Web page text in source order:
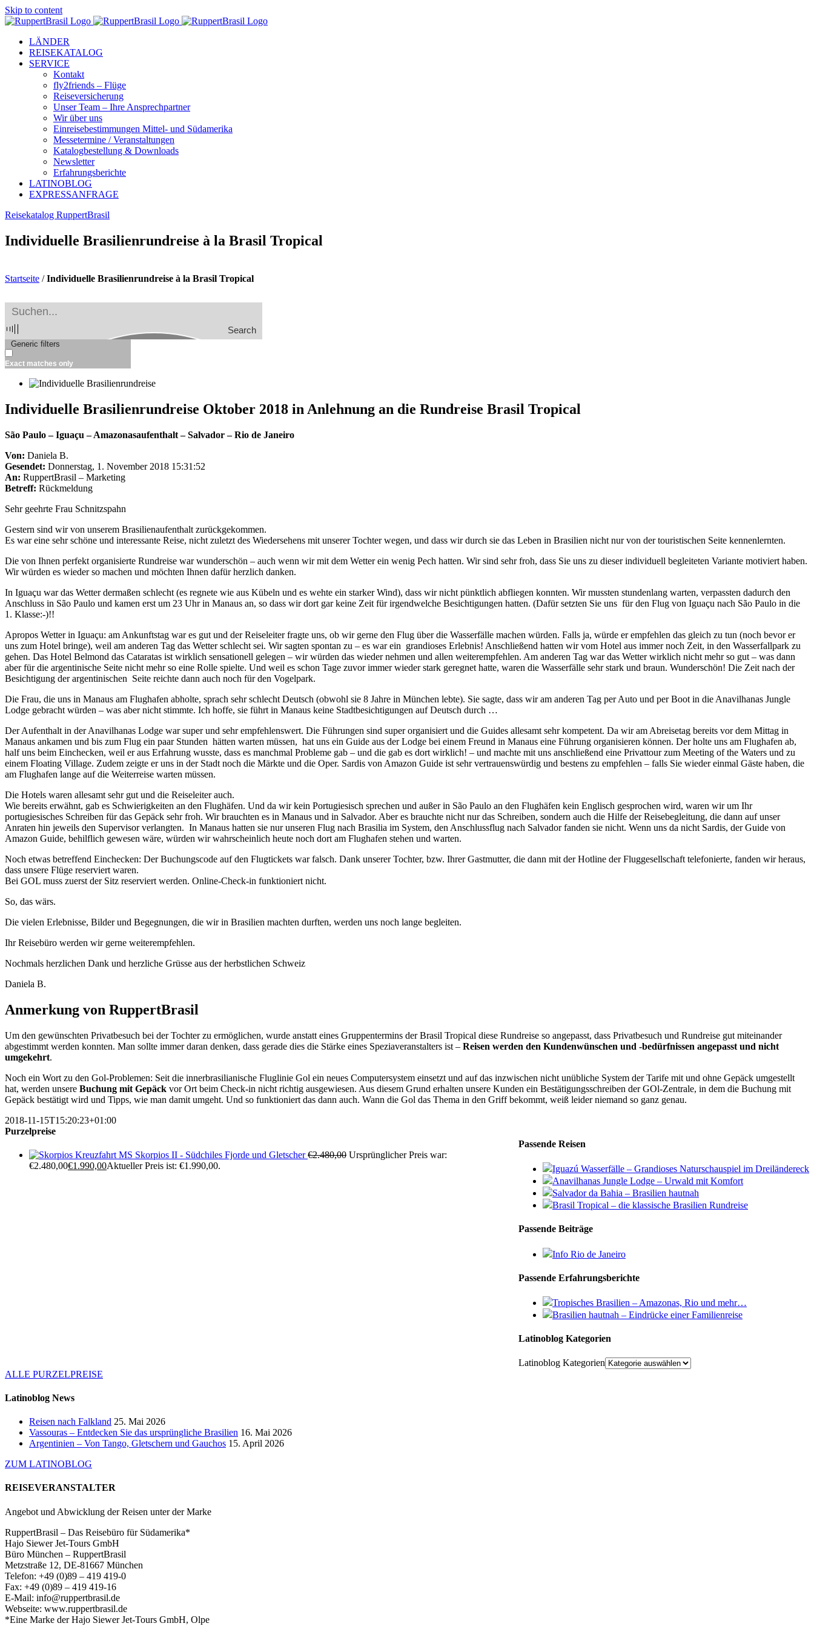
Skip to content
LÄNDER
REISEKATALOG
SERVICE
Kontakt
fly2friends – Flüge
Reiseversicherung
Unser Team – Ihre Ansprechpartner
Wir über uns
Einreisebestimmungen Mittel- und Südamerika
Messetermine / Veranstaltungen
Katalogbestellung & Downloads
Newsletter
Erfahrungsberichte
LATINOBLOG
EXPRESSANFRAGE
Reisekatalog RuppertBrasil
Individuelle Brasilienrundreise à la Brasil Tropical
Startseite /Individuelle Brasilienrundreise à la Brasil Tropical
Search
Generic filters
Exact matches only
Individuelle Brasilienrundreise Oktober 2018 in Anlehnung an die Rundreise Brasil Tropical
São Paulo – Iguaçu – Amazonasaufenthalt – Salvador – Rio de Janeiro
Von: Daniela B.
Gesendet: Donnerstag, 1. November 2018 15:31:52
An: RuppertBrasil – Marketing
Betreff: Rückmeldung
Sehr geehrte Frau Schnitzspahn
Gestern sind wir von unserem Brasilienaufenthalt zurückgekommen.
Es war eine sehr schöne und interessante Reise, nicht zuletzt des Wiedersehens mit unserer Tochter wegen, und dass wir durch sie das Leben in Brasilien nicht nur von der touristischen Seite kennenlernten.
Die von Ihnen perfekt organisierte Rundreise war wunderschön – auch wenn wir mit dem Wetter ein wenig Pech hatten. Wir sind sehr froh, dass Sie uns zu dieser individuell begleiteten Variante motiviert haben.
Wir würden es wieder so machen und möchten Ihnen dafür herzlich danken.
In Iguaçu war das Wetter dermaßen schlecht (es regnete wie aus Kübeln und es wehte ein starker Wind), dass wir nicht pünktlich abfliegen konnten. Wir mussten stundenlang warten, verpassten dadurch den
Anschluss in São Paulo und kamen erst um 23 Uhr in Manaus an, so dass wir dort gar keine Zeit für irgendwelche Besichtigungen hatten. (Dafür setzten Sie uns für den Flug von Iguaçu nach São Paulo in die
1. Klasse:-)!!
Apropos Wetter in Iguaçu: am Ankunftstag war es gut und der Reiseleiter fragte uns, ob wir gerne den Flug über die Wasserfälle machen würden. Falls ja, würde er empfehlen das gleich zu tun (noch bevor er
uns zum Hotel bringe), weil am anderen Tag das Wetter schlecht sei. Wir sagten spontan zu – es war ein grandioses Erlebnis! Anschließend hatten wir vom Hotel aus immer noch Zeit, in den Wasserfallpark zu
gehen. Das Hotel Belmond das Cataratas ist wirklich sensationell gelegen – wir würden das wieder nehmen und allen weiterempfehlen. Am anderen Tag war das Wetter wirklich nicht mehr so gut – was dann
aber für die argentinische Seite nicht mehr so eine Rolle spielte. Und weil es schon Tage zuvor immer wieder stark geregnet hatte, waren die Wasserfälle sehr stark und braun. Wunderschön! Die Zeit nach der
Besichtigung der argentinischen Seite reichte dann auch noch für den Vogelpark.
Die Frau, die uns in Manaus am Flughafen abholte, sprach sehr schlecht Deutsch (obwohl sie 8 Jahre in München lebte). Sie sagte, dass wir am anderen Tag per Auto und per Boot in die Anavilhanas Jungle
Lodge gebracht würden – was aber nicht stimmte. Ich hoffe, sie führt in Manaus keine Stadtbesichtigungen auf Deutsch durch …
Der Aufenthalt in der Anavilhanas Lodge war super und sehr empfehlenswert. Die Führungen sind super organisiert und die Guides allesamt sehr kompetent. Da wir am Abreisetag bereits vor dem Mittag in
Manaus ankamen und bis zum Flug ein paar Stunden hätten warten müssen, hat uns ein Guide aus der Lodge bei einem Freund in Manaus eine Führung organisieren können. Der holte uns am Flughafen ab,
half uns beim Einchecken, weil er aus Erfahrung wusste, dass es manchmal Probleme gab – und die gab es dort wirklich! – und machte mit uns anschließend eine Privattour zum Meeting of the Waters und zu
einem Floating Village. Zudem zeigte er uns in der Stadt noch die Märkte und die Oper. Sardis von Amazon Guide ist sehr vertrauenswürdig und bestens zu empfehlen – falls Sie wieder einmal Gäste haben, die
am Flughafen lange auf die Weiterreise warten müssen.
Die Hotels waren allesamt sehr gut und die Reiseleiter auch.
Wie bereits erwähnt, gab es Schwierigkeiten an den Flughäfen. Und da wir kein Portugiesisch sprechen und außer in São Paulo an den Flughäfen kein Englisch gesprochen wird, waren wir um Ihr
portugiesisches Schreiben für das Gepäck sehr froh. Wir brauchten es in Manaus und in Salvador. Aber es brauchte nicht nur das Schreiben, sondern auch die Hilfe der Reisebegleitung, die dann auf unser
Anraten hin jeweils den Supervisor verlangten. In Manaus hatten sie nur unseren Flug nach Brasilia im System, den Anschlussflug nach Salvador fanden sie nicht. Wenn uns da nicht Sardis, der Guide von
Amazon Guide, behilflich gewesen wäre, würden wir wahrscheinlich heute noch dort am Flughafen stehen und warten.
Noch etwas betreffend Einchecken: Der Buchungscode auf den Flugtickets war falsch. Dank unserer Tochter, bzw. Ihrer Gastmutter, die dann mit der Hotline der Fluggesellschaft telefonierte, fanden wir heraus,
dass unsere Flüge reserviert waren.
Bei GOL muss zuerst der Sitz reserviert werden. Online-Check-in funktioniert nicht.
So, das wärs.
Die vielen Erlebnisse, Bilder und Begegnungen, die wir in Brasilien machten durften, werden uns noch lange begleiten.
Ihr Reisebüro werden wir gerne weiterempfehlen.
Nochmals herzlichen Dank und herzliche Grüsse aus der herbstlichen Schweiz
Daniela B.
Anmerkung von RuppertBrasil
Um den gewünschten Privatbesuch bei der Tochter zu ermöglichen, wurde anstatt eines Gruppentermins der Brasil Tropical diese Rundreise so angepasst, dass Privatbesuch und Rundreise gut miteinander
abgestimmt werden konnten. Man sollte immer daran denken, dass gerade dies die Stärke eines Speziaveranstalters ist – Reisen werden den Kundenwünschen und -bedürfnissen angepasst und nicht
umgekehrt.
Noch ein Wort zu den Gol-Problemen: Seit die innerbrasilianische Fluglinie Gol ein neues Computersystem einsetzt und auf das inzwischen nicht unübliche System der Tarife mit und ohne Gepäck umgestellt
hat, werden unsere Buchung mit Gepäck vor Ort beim Check-in nicht richtig ausgewiesen. Aus diesem Grund erhalten unsere Kunden ein Bestätigungsschreiben der GOl-Zentrale, in dem die Buchung mit
Gepäck bestätigt wird und Tipps, wie man damit umgeht. Und so funktioniert das dann auch. Wann die Gol das Thema in den Griff bekommt, weiß leider niemand so ganz genau.
2018-11-15T15:20:23+01:00
Passende Reisen
Iguazú Wasserfälle – Grandioses Naturschauspiel im Dreiländereck
Anavilhanas Jungle Lodge – Urwald mit Komfort
Salvador da Bahia – Brasilien hautnah
Brasil Tropical – die klassische Brasilien Rundreise
Passende Beiträge
Info Rio de Janeiro
Passende Erfahrungsberichte
Tropisches Brasilien – Amazonas, Rio und mehr…
Brasilien hautnah – Eindrücke einer Familienreise
Latinoblog Kategorien
Latinoblog Kategorien
Purzelpreise
Kreuzfahrt MS Skorpios II - Südchiles Fjorde und Gletscher €2.480,00 Ursprünglicher Preis war:
€2.480,00€1.990,00Aktueller Preis ist: €1.990,00.
ALLE PURZELPREISE
Latinoblog News
Reisen nach Falkland 25. Mai 2026
Vassouras – Entdecken Sie das ursprüngliche Brasilien 16. Mai 2026
Argentinien – Von Tango, Gletschern und Gauchos 15. April 2026
ZUM LATINOBLOG
REISEVERANSTALTER
Angebot und Abwicklung der Reisen unter der Marke
RuppertBrasil – Das Reisebüro für Südamerika*
Hajo Siewer Jet-Tours GmbH
Büro München – RuppertBrasil
Metzstraße 12, DE-81667 München
Telefon: +49 (0)89 – 419 419-0
Fax: +49 (0)89 – 419 419-16
E-Mail: info@ruppertbrasil.de
Webseite: www.ruppertbrasil.de
*Eine Marke der Hajo Siewer Jet-Tours GmbH, Olpe